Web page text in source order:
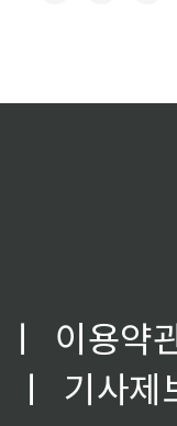
ㅣ
이용약
ㅣ
기사제